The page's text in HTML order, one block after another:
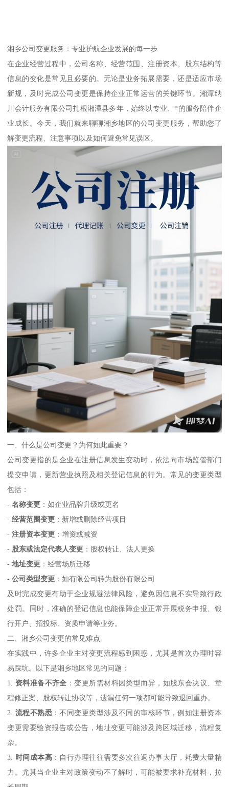
湘乡公司变更服务：专业护航企业发展的每一步
在企业经营过程中，公司名称、经营范围、注册资本、股东结构等
信息的变化是常见且必要的。无论是业务拓展需要，还是适应市场
新规，及时完成公司变更是保持企业正常运营的关键环节。湘潭纳
川会计服务有限公司扎根湘潭县多年，始终以专业、*的服务陪伴企
业成长。今天，我们就来聊聊湘乡地区的公司变更服务，帮助您了
解变更流程、注意事项以及如何避免常见误区。
一、什么是公司变更？为何如此重要？
公司变更指的是企业在注册信息发生变动时，依法向市场监管部门
提交申请，更新营业执照及相关登记信息的行为。常见的变更类型
包括：
-名称变更 ：如企业品牌升级或更名
-经营范围变更 ：新增或删除经营项目
-注册资本变更 ：增资或减资
- 股东或法定代表人变更 ：股权转让、法人更换
-地址变更 ：经营场所迁移
-公司类型变更 ：如有限公司转为股份有限公司
及时完成变更有助于企业规避法律风险，避免因信息不实导致行政
处罚。同时，准确的登记信息也能保障企业正常开展税务申报、银
行开户、招投标、资质申请等业务。
二、湘乡公司变更的常见难点
在实践中，许多企业主对变更流程感到困惑，尤其是首次办理时容
易踩坑。以下是湘乡地区常见的问题：
1. 资料准备不齐全 ：变更所需材料因类型而异，如股东会决议、章
程修正案、股权转让协议等，遗漏任何一项都可能导致退回重办。
2. 流程不熟悉 ：不同变更类型涉及不同的审核环节，例如注册资本
变更需要验资报告或公告，地址变更可能涉及跨区域迁移，流程复
杂。
3.
时间成本高 ：自行办理往往需要多次往返办事大厅，耗费大量精
力。尤其当企业主对政策变动不了解时，可能被要求补充材料，拉